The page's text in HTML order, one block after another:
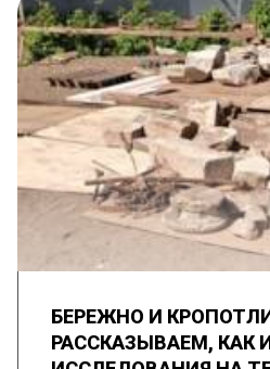
БЕРЕЖНО И
РАССКАЗЫВАЕМ, КАК